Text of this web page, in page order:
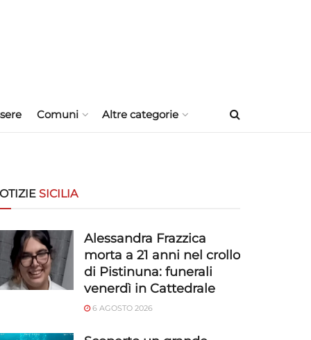
Comuni Altre categorie
SICILIA
Alessandra Frazzica
morta a 21 anni nel crollo
di Pistinuna: funerali
venerdì in Cattedrale
6 AGOSTO 2026